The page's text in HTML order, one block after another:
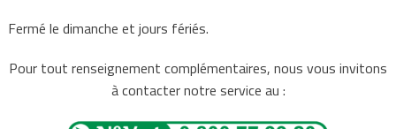
Fermé le dimanche et jours fériés.
Pour tout renseignement complémentaires, nous vous invitons
à contacter notre service au :